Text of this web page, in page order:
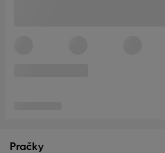
Pračky